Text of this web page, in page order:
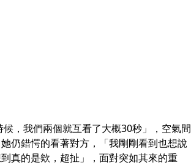
，我們兩個就互看了大概30秒」，空氣間
仍錯愕的看著對方，「我剛剛看到也想說
真的是欸，超扯」，面對突如其來的重